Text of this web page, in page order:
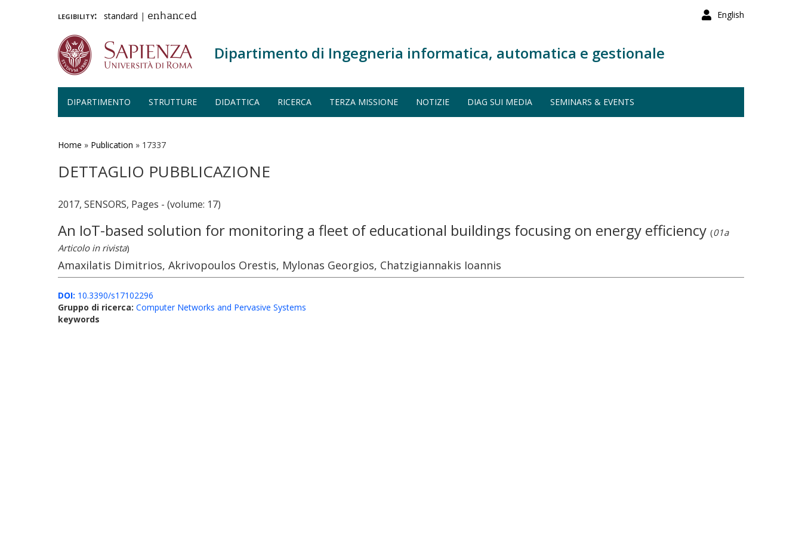
English
legibility: standard | enhanced
Dipartimento di Ingegneria informatica, automatica e gestionale
DIPARTIMENTO STRUTTURE DIDATTICA RICERCA TERZA MISSIONE NOTIZIE DIAG SUI MEDIA SEMINARS & EVENTS
Home » Publication » 17337
DETTAGLIO PUBBLICAZIONE
2017, SENSORS, Pages - (volume: 17)
An IoT-based solution for monitoring a fleet of educational buildings focusing on energy efficiency (01a
Articolo in rivista)
Amaxilatis Dimitrios, Akrivopoulos Orestis, Mylonas Georgios, Chatzigiannakis Ioannis
DOI: 10.3390/s17102296
Gruppo di ricerca: Computer Networks and Pervasive Systems
keywords